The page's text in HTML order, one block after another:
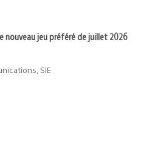
nouveau jeu préféré de juillet 2026
SIE